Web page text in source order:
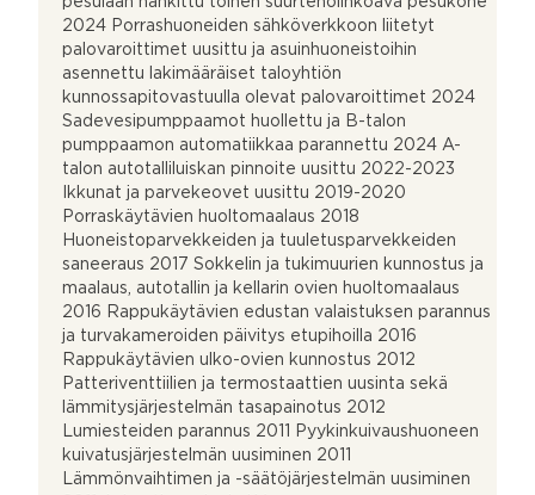
2024 Porrashuoneiden sähköverkkoon liitetyt
palovaroittimet uusittu ja asuinhuoneistoihin
asennettu lakimääräiset taloyhtiön
kunnossapitovastuulla olevat palovaroittimet 2024
Sadevesipumppaamot huollettu ja B-talon
pumppaamon automatiikkaa parannettu 2024 A-
talon autotalliluiskan pinnoite uusittu 2022-2023
Ikkunat ja parvekeovet uusittu 2019-2020
Porraskäytävien huoltomaalaus 2018
Huoneistoparvekkeiden ja tuuletusparvekkeiden
saneeraus 2017 Sokkelin ja tukimuurien kunnostus ja
maalaus, autotallin ja kellarin ovien huoltomaalaus
2016 Rappukäytävien edustan valaistuksen parannus
ja turvakameroiden päivitys etupihoilla 2016
Rappukäytävien ulko-ovien kunnostus 2012
Patteriventtiilien ja termostaattien uusinta sekä
lämmitysjärjestelmän tasapainotus 2012
Lumiesteiden parannus 2011 Pyykinkuivaushuoneen
kuivatusjärjestelmän uusiminen 2011
Lämmönvaihtimen ja -säätöjärjestelmän uusiminen